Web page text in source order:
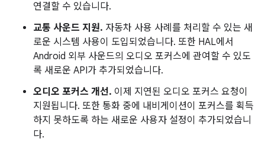
연결할 수 있습니다.
교통 사운드 지원. 자동차 사용 사례를 처리할 수 있는 새
로운 시스템 사용이 도입되었습니다. 또한 HAL에서
Android 외부 사운드의 오디오 포커스에 관여할 수 있도
록 새로운 API가 추가되었습니다.
오디오 포커스 개선. 이제 지연된 오디오 포커스 요청이
지원됩니다. 또한 통화 중에 내비게이션이 포커스를 획득
하지 못하도록 하는 새로운 사용자 설정이 추가되었습니
다.